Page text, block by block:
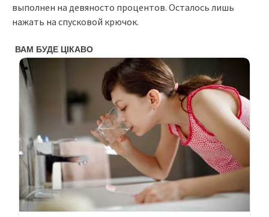
выполнен на девяносто процентов. Осталось лишь
нажать на спусковой крючок.